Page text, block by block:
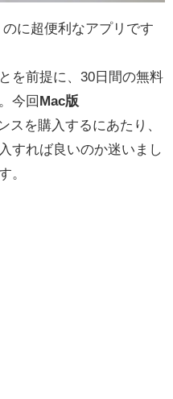
に超便利なアプリです
を前提に、30日間の無料
今回 Mac版
スを購入するにあたり、
すれば良いのか迷いまし
。